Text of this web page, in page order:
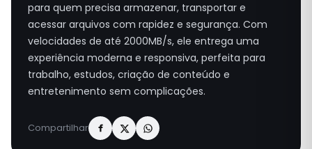
para quem precisa armazenar, transportar e
acessar arquivos com rapidez e segurança. Com
velocidades de até 2000MB/s, ele entrega uma
experiência moderna e responsiva, perfeita para
trabalho, estudos, criação de conteúdo e
entretenimento sem complicações.
Compartilhar